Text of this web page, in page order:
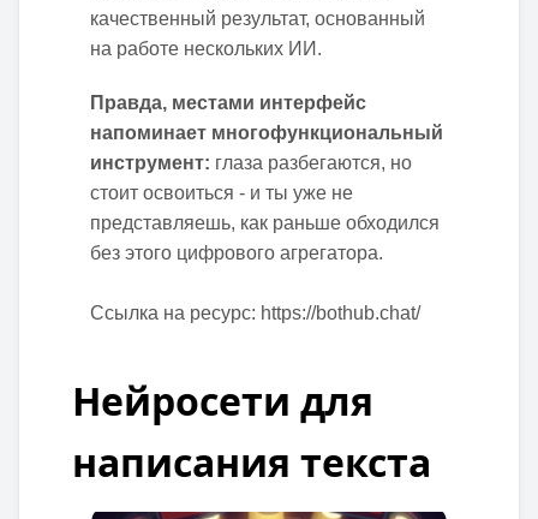
качественный результат, основанный
на работе нескольких ИИ.
Правда, местами интерфейс
напоминает многофункциональный
инструмент: глаза разбегаются, но
стоит освоиться - и ты уже не
представляешь, как раньше обходился
без этого цифрового агрегатора.
Ссылка на ресурс: https://bothub.chat/
Нейросети для
написания текста